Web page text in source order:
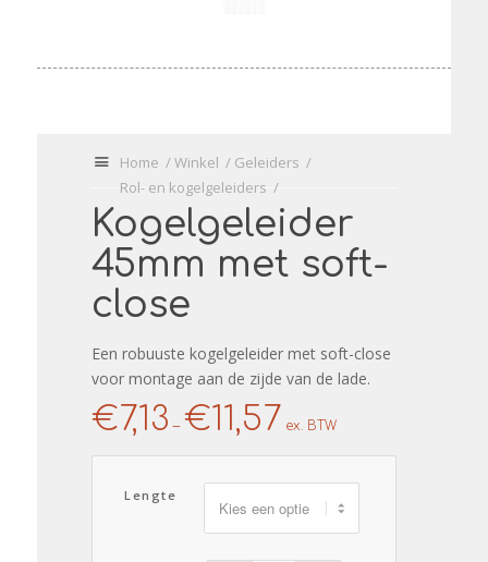
U
bevindt
zich
hier:
Home /Winkel / Geleiders /
Rol- en kogelgeleiders /
Kogelgeleider
45mm met soft-
close
Een robuuste kogelgeleider met soft-close
voor montage aan de zijde van de lade.
€7,13 –€11,57 ex. BTW
Lengte